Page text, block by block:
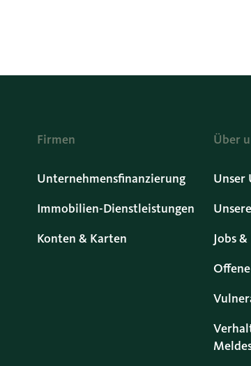
Firmen
Unternehmensfinanzierung
Immobilien-Dienstleistungen
Konten & Karten
Über
Unser
Jobs